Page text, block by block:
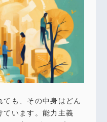
ても、その中身はどん
ています。能力主義